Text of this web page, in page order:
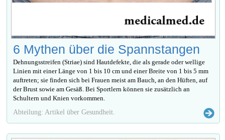
6 Mythen über die Spannstangen
Dehnungsstreifen (Striae) sind Hautdefekte, die als gerade oder wellige
Linien mit einer Länge von 1 bis 10 cm und einer Breite von 1 bis 5 mm
auftreten; sie finden sich bei Frauen meist am Bauch, an den Hüften, auf
der Brust sowie am Gesäß. Bei Sportlern können sie zusätzlich an
Schultern und Knien vorkommen.
Abteilung: Artikel über Gesundheit.